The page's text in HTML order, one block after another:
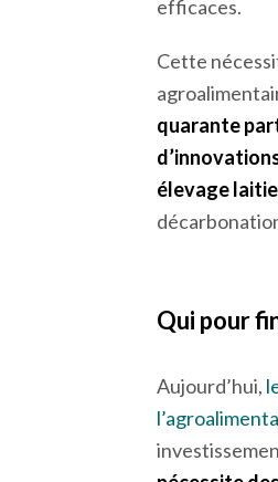
bretonne issu
matières
efficaces.
Cette
quarante
Qui pour